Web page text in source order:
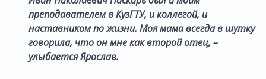
преподавателем в КузГТУ, и коллегой, и
наставником по жизни. Моя мама всегда в шутку
говорила, что он мне как второй отец, –
улыбается Ярослав.